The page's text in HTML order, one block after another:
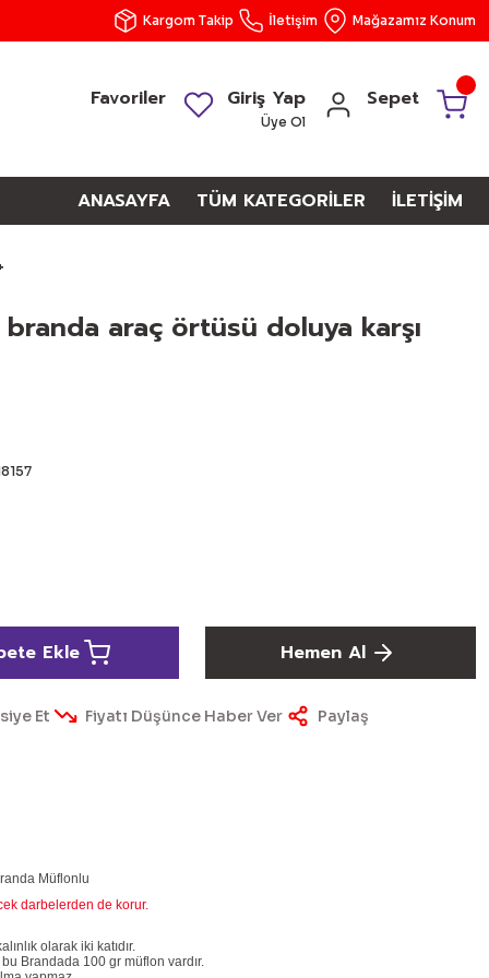
Kargom Takip İletişim Mağazamız Konum
Favoriler Giriş Yap
Üye Ol
Sepet
ANASAYFA TÜM KATEGORİLER İLETİŞİM
araç örtüsü doluya karşı
Ekle Hemen Al
Et Fiyatı Düşünce Haber Ver Paylaş
Müflonlu
darbelerden de korur.
olarak iki katıdır.
Brandada 100 gr müflon vardır.